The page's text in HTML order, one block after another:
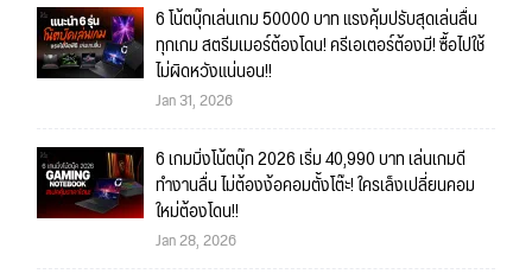
6 โน้ตบุ๊กเล่นเกม 50000 บาท แรงคุ้มปรับสุดเล่นลื่น
ทุกเกม สตรีมเมอร์ต้องโดน! ครีเอเตอร์ต้องมี! ซื้อไปใช้
ไม่ผิดหวังแน่นอน!!
Jan 31, 2026
6 เกมมิ่งโน้ตบุ๊ก 2026 เริ่ม 40,990 บาท เล่นเกมดี
ทำงานลื่น ไม่ต้องง้อคอมตั้งโต๊ะ! ใครเล็งเปลี่ยนคอม
ใหม่ต้องโดน!!
Jan 28, 2026